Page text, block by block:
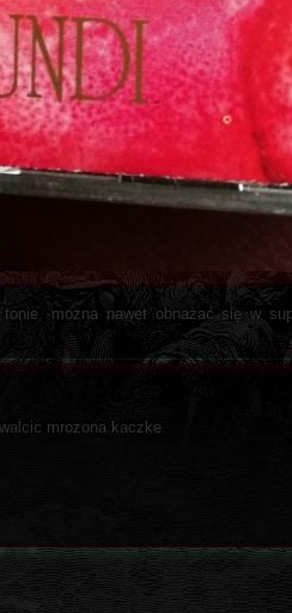
można nawet obnażać się w
mrozona kaczke.